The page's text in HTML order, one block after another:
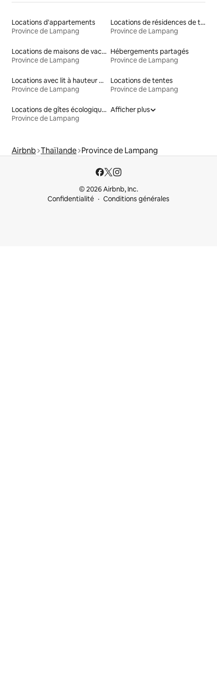
Locations d'appartements
Province de Lampang
Locations de résidences de tourisme
Province de Lampang
Locations de maisons de vacances
Province de Lampang
Hébergements partagés
Province de Lampang
Locations avec lit à hauteur adaptée
Province de Lampang
Locations de tentes
Province de Lampang
Locations de gîtes écologiques
Province de Lampang
Afficher plus
Airbnb Thaïlande Province de Lampang
© 2026 Airbnb, Inc.
Confidentialité
Conditions générales